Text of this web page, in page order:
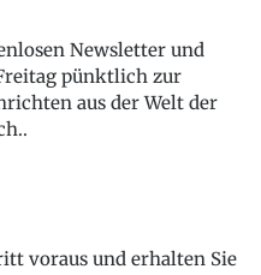
Newsletter und
pünktlich zur
aus der Welt der
voraus und erhalten Sie